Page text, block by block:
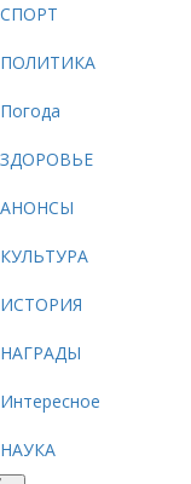
СПОРТ
ПОЛИТИКА
Погода
ЗДОРОВЬЕ
АНОНСЫ
КУЛЬТУРА
ИСТОРИЯ
НАГРАДЫ
Интересное
НАУКА